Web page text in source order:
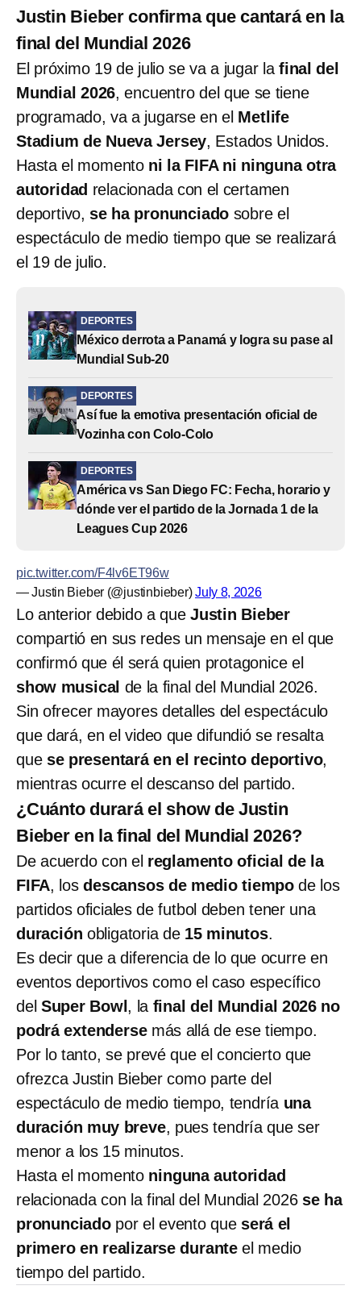
Justin Bieber confirma que cantará en la
final del Mundial 2026
El próximo 19 de julio se va a jugar lafinal del
Mundial 2026, encuentro del que se tiene
programado, va a jugarse en el Metlife
Stadium de Nueva Jersey, Estados Unidos.
Hasta el momento ni la FIFA ni ninguna otra
autoridad relacionada con el certamen
deportivo, se ha pronunciado sobre el
espectáculo de medio tiempo que se realizará
el 19 de julio.
DEPORTES
México derrota a Panamá y logra su pase al
Mundial Sub-20
DEPORTES
Así fue la emotiva presentación oficial de
Vozinha con Colo-Colo
DEPORTES
América vs San Diego FC: Fecha, horario y
dónde ver el partido de la Jornada 1 de la
Leagues Cup 2026
pic.twitter.com/F4lv6ET96w
— Justin Bieber (@justinbieber)July 8, 2026
Lo anterior debido a que Justin Bieber
compartió en sus redes un mensaje en el que
confirmó que él será quien protagonice el
show musical de la final del Mundial 2026.
Sin ofrecer mayores detalles del espectáculo
que dará, en el video que difundió se resalta
que se presentará en el recinto deportivo,
mientras ocurre el descanso del partido.
¿Cuánto durará el show de Justin
Bieber en la final del Mundial 2026?
De acuerdo con el reglamento oficial de la
FIFA, losdescansos de medio tiempo de los
partidos oficiales de futbol deben tener una
duración obligatoria de 15 minutos.
Es decir que a diferencia de lo que ocurre en
eventos deportivos como el caso específico
del Super Bowl , la final del Mundial 2026 no
podrá extendersemás allá de ese tiempo.
Por lo tanto, se prevé que el concierto que
ofrezca Justin Bieber como parte del
espectáculo de medio tiempo, tendría una
duración muy breve, pues tendría que ser
menor a los 15 minutos.
Hasta el momento ninguna autoridad
relacionada con la final del Mundial 2026 se ha
pronunciadopor el evento que será el
primero en realizarse durante el medio
tiempo del partido.